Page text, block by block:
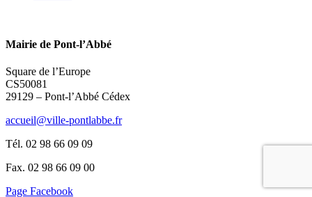
Mairie de Pont-l’Abbé
Square de l’Europe
CS50081
29129 – Pont-l’Abbé Cédex
accueil@ville-pontlabbe.fr
Tél. 02 98 66 09 09
Fax. 02 98 66 09 00
Page Facebook